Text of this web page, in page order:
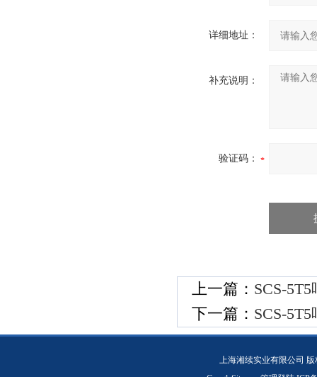
详细地址：
补充说明：
验证码：
上一篇： SCS-
下一篇： SCS-
上海湘续实业有限公司